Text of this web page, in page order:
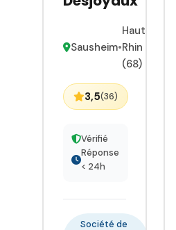
proposons
modélisation
3D pour que
visualisiez
mieux votre
extérieur.
Les travaux
l'installation
et la
Sausheim•
Haut-
Rhin
(68)
3,5(36)
Vérifié
Réponse
< 24h
Société de